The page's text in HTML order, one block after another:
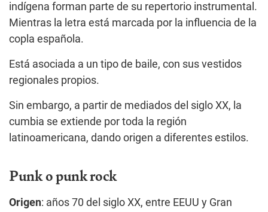
indígena forman parte de su repertorio instrumental.
Mientras la letra está marcada por la influencia de la
copla española.
Está asociada a un tipo de baile, con sus vestidos
regionales propios.
Sin embargo, a partir de mediados del siglo XX, la
cumbia se extiende por toda la región
latinoamericana, dando origen a diferentes estilos.
Punk o punk rock
Origen: años 70 del siglo XX, entre EEUU y Gran